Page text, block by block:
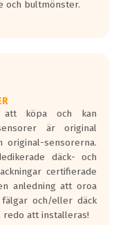
och bultmönster.
att köpa och kan
är original
original-sensorerna.
däck- och
certifierade
anledning att oroa
och/eller däck
att installeras!